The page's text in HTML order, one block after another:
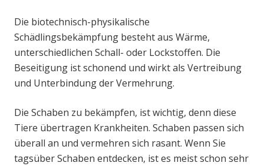
Die biotechnisch-physikalische
Schädlingsbekämpfung besteht aus Wärme,
unterschiedlichen Schall- oder Lockstoffen. Die
Beseitigung ist schonend und wirkt als Vertreibung
und Unterbindung der Vermehrung.
Die Schaben zu bekämpfen, ist wichtig, denn diese
Tiere übertragen Krankheiten. Schaben passen sich
überall an und vermehren sich rasant. Wenn Sie
tagsüber Schaben entdecken, ist es meist schon sehr